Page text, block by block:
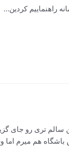
راهنماییم کردین…
سالم تری رو جای
باشگاه هم میرم اما